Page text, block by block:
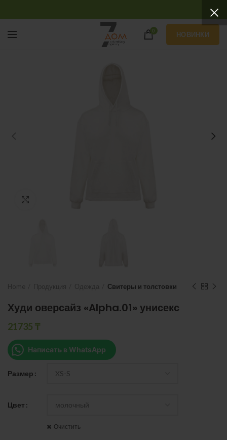
0 НОВИНКИ
Свитеры и толстовки
Худи оверсайз «Alpha.01» унисекс
21735 ₸
Написать в WhatsApp
Размер
Цвет
Очистить